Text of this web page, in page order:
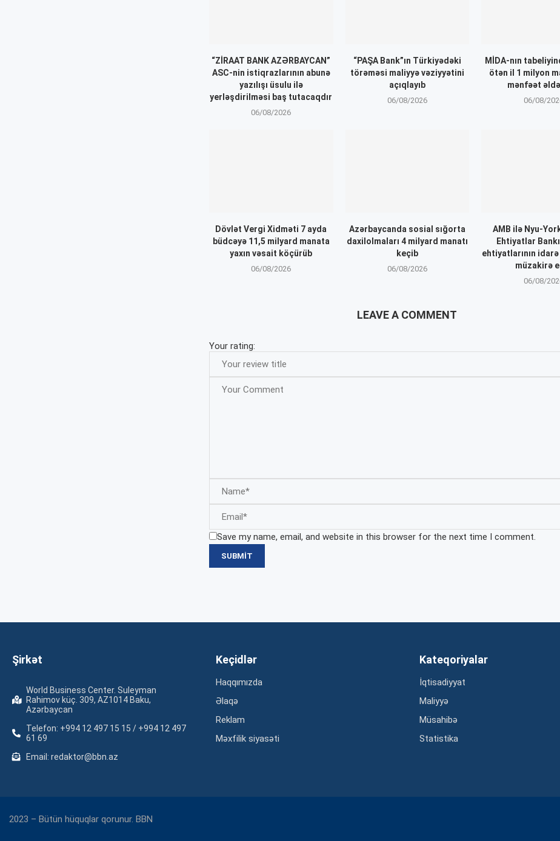
“ZİRAAT BANK AZƏRBAYCAN”
ASC-nin istiqrazlarının abunə
yazılışı üsulu ilə
yerləşdirilməsi baş tutacaqdır
06/08/2026
“PAŞA Bank”ın Türkiyədəki
törəməsi maliyyə vəziyyətini
açıqlayıb
06/08/2026
MİDA-nın
ötən il 1 milyon
mənfəət
06/08/
Dövlət Vergi Xidməti 7 ayda
büdcəyə 11,5 milyard manata
yaxın vəsait köçürüb
06/08/2026
Azərbaycanda sosial sığorta
daxilolmaları 4 milyard manatı
keçib
06/08/2026
AMB ilə Nyu-
Ehtiyatlar
ehtiyatlarının idarə
müzakirə
06/08/
LEAVE A COMMENT
Your rating:
Save my name, email, and website in this browser for the next time I comment.
Şirkət
World Business Center. Suleyman
Rahimov küç. 309, AZ1014 Baku,
Azərbaycan
Telefon: +994 12 497 15 15 / +994 12 497
61 69
Email: redaktor@bbn.az
Keçidlər
Haqqımızda
Əlaqə
Reklam
Məxfilik siyasəti
Kateqoriyalar
İqtisadiyyat
Maliyyə
Müsahibə
Statistika
2023 – Bütün hüquqlar qorunur. BBN